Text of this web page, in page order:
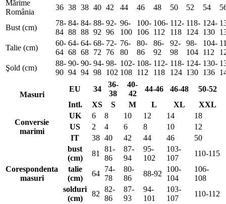
Mărime
România
36 38 38 40 42 44 46 48 50 52 54
Bust (cm)
78-
84
84-
88
84-
88
88-
92
92-
96
96-
100
100-
106
106-
112
112-
118
118-
124
124-
130
Talie (cm)
60-
64
64-
68
64-
68
68-
72
72-
76
76-
80
80-
86
86-
92
92-
98
98-
104
104-
112
Şold (cm)
88-
90
90-
94
90-
94
94-
98
98-
102
102-
108
108-
112
112-
118
118-
124
124-
130
130-
136
Masuri
EU 34
36-
38
40-
42
44-46 46-48
50-52
Intl.
XS S M L XL XXL
Conversie
marimi
UK 6 8 10 12 14
18
US
2 4 6 8 10
12
IT
38 40 42 44 46 50
Corespondenta
masuri
bust
(cm)
81
81-
86
87-
94
95-
102
103-
107
110-115
talie
(cm)
64
74-
78
80-
86
88-92
100-
104
106-
108
solduri
(cm)
82
82-
86
87-
93
94-
101
103-
107
110-112